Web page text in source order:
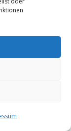
km)
(7.2 km)
km)
Franzburg